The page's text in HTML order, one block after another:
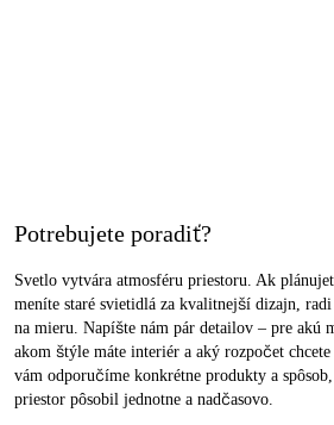
Potrebujete poradiť?
Svetlo vytvára atmosféru priestoru. Ak
meníte staré svietidlá za kvalitnejší dizajn,
na mieru. Napíšte nám pár detailov – pre akú
akom štýle máte interiér a aký rozpočet
vám odporučíme konkrétne produkty a
priestor pôsobil jednotne a nadčasovo.